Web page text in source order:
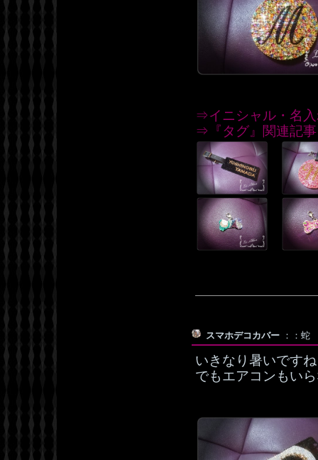
⇒イニシャル・名
⇒『タグ』関連記事
スマホデコカバー ：：蛇
いきなり暑いです
でもエアコンもい